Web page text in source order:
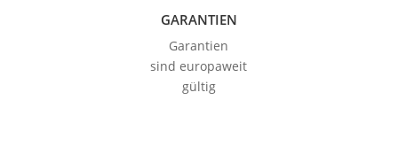
GARANTIEN
Garantien
sind europaweit
gültig